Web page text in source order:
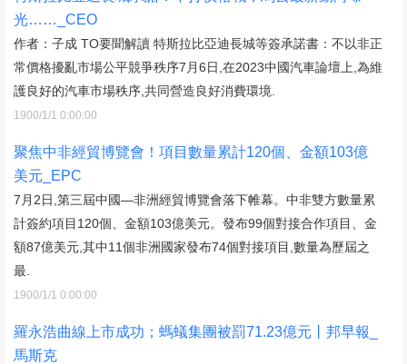
光……_CEO
作者：子成 TO要聞解讀 特斯拉比亞迪長城等簽承諾書：不以非正
常價格擾亂市場公平競爭秩序7月6日,在2023中國汽車論壇上,為維
護良好的汽車市場秩序,共同營造良好消費環境.
1900/1/1 0:00:00
聚焦中非經貿博覽會！項目數量累計120個、金額103億
美元_EPC
7月2日,第三屆中國—非洲經貿博覽會落下帷幕。中非雙方數量累
計簽約項目120個、金額103億美元。發布99個對接合作項目、金
額87億美元,其中11個非洲國家發布74個對接項目,數量為歷屆之
最.
1900/1/1 0:00:00
羅永浩曲線上市成功；螞蟻集團被罰71.23億元丨邦早報_
馬斯克